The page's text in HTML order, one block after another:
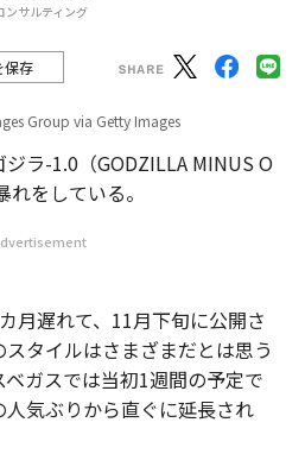
ンサルティング
保存
Group via Getty Images
ラ-1.0（GODZILLA MINUS O
をしている。
月遅れて、11月下旬に公開さ
タイルはさまざまだとは思う
ガスでは当初1週間の予定で
気ぶりから直ぐに延長され